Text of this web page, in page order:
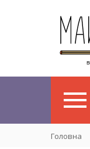
Головна